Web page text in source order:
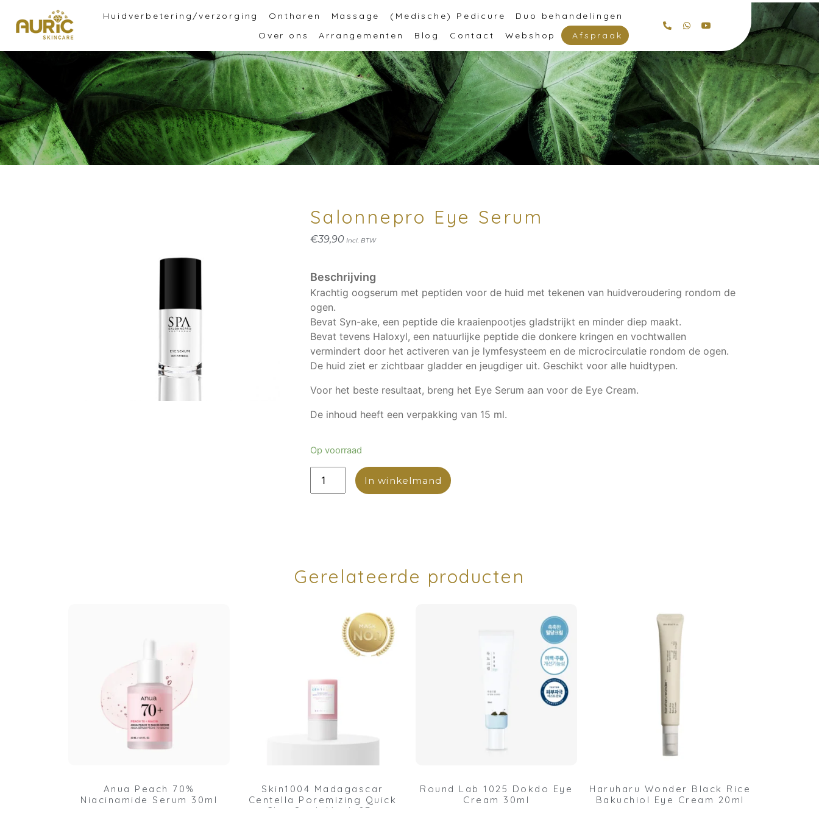
Huidverbetering/verzorging Ontharen Massage (Medische) Pedicure
Duo behandelingen
Over ons
Arrangementen Blog Contact Webshop Afspraak
Salonnepro Eye Serum
€39,90
Krachtig oogserum met peptiden voor de huid met tekenen van huidveroudering rondom de
ogen.
Bevat Syn-ake, een peptide die kraaienpootjes gladstrijkt en minder diep maakt.
Bevat tevens Haloxyl, een natuurlijke peptide die donkere kringen en vochtwallen
vermindert door het activeren van je lymfesysteem en de microcirculatie rondom de ogen.
De huid ziet er zichtbaar gladder en jeugdiger uit. Geschikt voor alle huidtypen.
Voor het beste resultaat, breng het Eye Serum aan voor de Eye Cream.
De inhoud heeft een verpakking van 15 ml.
Op voorraad
In winkelmand
Gerelateerde producten
Anua Peach 70%
Niacinamide Serum 30ml
Skin1004 Madagascar
Centella Poremizing Quick
Clay Stick Mask 27g
Round Lab 1025 Dokdo Eye
Cream 30ml
Haruharu Wonder Black Rice
Bakuchiol Eye Cream 20ml